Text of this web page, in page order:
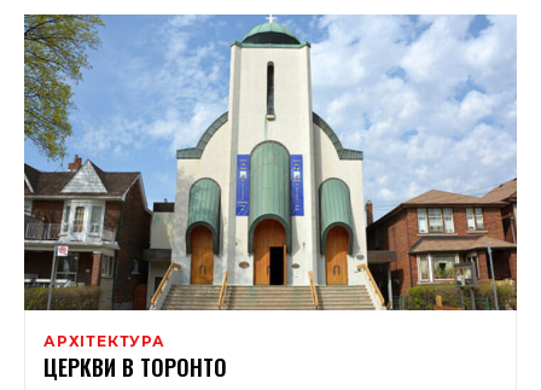
АРХІТЕКТУРА
ЦЕРКВИ В ТОРОНТО